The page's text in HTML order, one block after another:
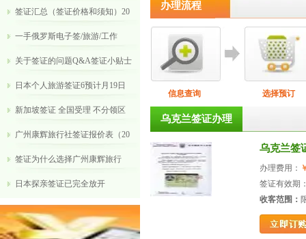
签证汇总（签证价格和须知）20
​一手俄罗斯电子签/旅游/工作
关于签证的问题Q&A签证小贴士
日本个人旅游签证6预计月19日
新加坡签证 全国受理 不分领区
广州康辉旅行社签证报价表（20
​签证为什么选择广州康辉旅行
​日本探亲签证已完全放开
办理流程
信息查询 选择预订
乌克兰签证办理
乌克兰签
办理费用：
签证有效期
收客范围：